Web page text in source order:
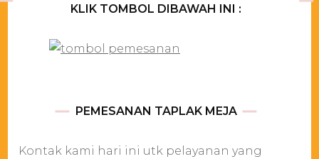
KLIK TOMBOL DIBAWAH INI :
PEMESANAN TAPLAK MEJA
Kontak kami hari ini utk pelayanan yang